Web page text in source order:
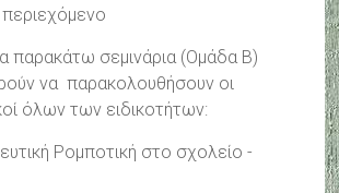
παρακάτω σεμινάρια (Ομάδα Β)
να παρακολουθήσουν οι
όλων των ειδικοτήτων:
Ρομποτική στο σχολείο -